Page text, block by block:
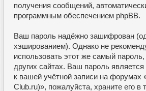
получения сообщений,
программным обеспечением phpBB.
Ваш пароль надёжно зашифрован
хэшированием). Однако не
использовать этот же самый пароль,
других сайтах. Ваш пароль
к вашей учётной записи на
Club.ru)», пожалуйста, храните его в